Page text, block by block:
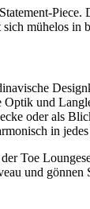
mühelos
Optik und
oder als
in
Toe
und